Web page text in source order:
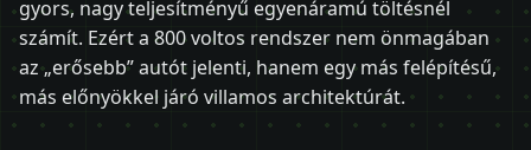
gyors, nagy teljesítményű egyenáramú töltésnél
számít. Ezért a 800 voltos rendszer nem önmagában
az „erősebb” autót jelenti, hanem egy más felépítésű,
más előnyökkel járó villamos architektúrát.